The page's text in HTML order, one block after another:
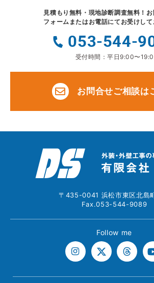
見積もり無料・現地診断調査無料！ お
フォームまたはお電話にてお受けして
053-544-
受付時間：平日9:00〜
お問合せご相談は
〒435-0041 浜松市東区北島
Fax.053-544-9089
Follow me